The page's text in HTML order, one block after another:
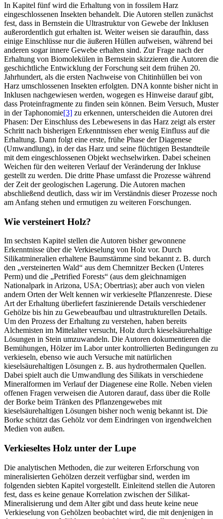
In Kapitel fünf wird die Erhaltung von in fossilem Harz
eingeschlossenen Insekten behandelt. Die Autoren stellen zunächst
fest, dass in Bernstein die Ultrastruktur von Gewebe der Inklusen
außerordentlich gut erhalten ist. Weiter weisen sie daraufhin, dass
einige Einschlüsse nur die äußeren Hüllen aufweisen, während bei
anderen sogar innere Gewebe erhalten sind. Zur Frage nach der
Erhaltung von Biomolekülen in Bernstein skizzieren die Autoren die
geschichtliche Entwicklung der Forschung seit dem frühen 20.
Jahrhundert, als die ersten Nachweise von Chitinhüllen bei von
Harz umschlossenen Insekten erfolgten. DNA konnte bisher nicht in
Inklusen nachgewiesen werden, wogegen es Hinweise darauf gibt,
dass Proteinfragmente zu finden sein können. Beim Versuch, Muster
in der Taphonomie[3] zu erkennen, unterscheiden die Autoren drei
Phasen: Der Einschluss des Lebewesens in das Harz zeigt als erster
Schritt nach bisherigen Erkenntnissen eher wenig Einfluss auf die
Erhaltung. Dann folgt eine erste, frühe Phase der Diagenese
(Umwandlung), in der das Harz und seine flüchtigen Bestandteile
mit dem eingeschlossenen Objekt wechselwirken. Dabei scheinen
Weichen für den weiteren Verlauf der Veränderung der Inkluse
gestellt zu werden. Die dritte Phase umfasst die Prozesse während
der Zeit der geologischen Lagerung. Die Autoren machen
abschließend deutlich, dass wir im Verständnis dieser Prozesse noch
am Anfang stehen und ermutigen zu weiteren Forschungen.
Wie versteinert Holz?
Im sechsten Kapitel stellen die Autoren bisher gewonnene
Erkenntnisse über die Verkieselung von Holz vor. Durch
Silikatmineralien erhaltene Baumstämme sind bekannt z. B. durch
den „versteinerten Wald“ aus dem Chemnitzer Becken (Unteres
Perm) und die „Petrified Forests“ (aus dem gleichnamigen
Nationalpark in Arizona, USA; Obertrias); aber auch von vielen
andern Orten der Welt kennen wir verkieselte Pflanzenreste. Diese
Art der Erhaltung überliefert faszinierende Details verschiedener
Gehölze bis hin zu Gewebeaufbau und ultrastrukturellen Details.
Um den Prozess der Erhaltung zu verstehen, haben bereits
Alchemisten im Mittelalter versucht, Holz durch kieselsäurehaltige
Lösungen in Stein umzuwandeln. Die Autoren dokumentieren die
Bemühungen, Hölzer im Labor unter kontrollierten Bedingungen zu
verkieseln, ebenso wie auch Versuche mit natürlichen
kieselsäurehaltigen Lösungen z. B. aus hydrothermalen Quellen.
Dabei spielt auch die Umwandlung des Silikats in verschiedene
Mineralformen im Verlauf der Diagenese eine Rolle. Neben vielen
offenen Fragen verweisen die Autoren darauf, dass über die Rolle
der Borke beim Tränken des Pflanzengewebes mit
kieselsäurehaltigen Lösungen bisher noch wenig bekannt ist. Die
Borke schützt das Gehölz vor dem Eindringen von irgendwelchen
Medien von außen.
Verkieseltes Holz unter der Lupe
Die analytischen Methoden, die zur weiteren Erforschung von
mineralisierten Gehölzen derzeit verfügbar sind, werden im
folgenden siebten Kapitel vorgestellt. Einleitend stellen die Autoren
fest, dass es keine genaue Korrelation zwischen der Silikat-
Mineralisierung und dem Alter gibt und dass heute keine neue
Verkieselung von Gehölzen beobachtet wird, die mit denjenigen in